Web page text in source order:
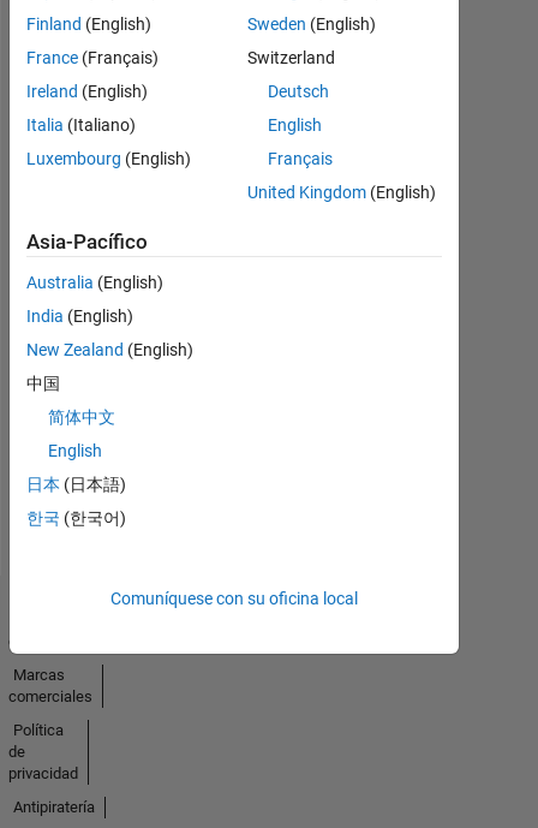
Feeds
Sin
actividad
Finland (English)
France (Français)
Ireland (English)
Italia (Italiano)
Luxembourg (English)
Sweden (English)
Switzerland
Deutsch
English
Français
United Kingdom(English)
Asia-Pacífico
Australia (English)
India (English)
New Zealand (English)
中国
简体中文
English
日本 (日本語)
한국 (한국어)
Comuníquese con su oficina local
confianza
Marcas
comerciales
Política
de
privacidad
Antipiratería